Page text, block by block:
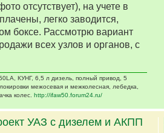
отсутствует), на учете в
легко заводится,
боксе. Рассмотрю вариант
всех узлов и органов, с
КУНГ, 6,5 л дизель, полный привод, 5
межосевая и межколесная, лебедка,
колес. http://ifaw50.forum24.ru/
УАЗ с дизелем и АКПП